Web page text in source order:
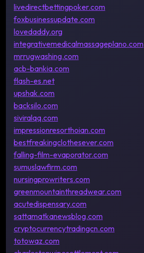
livedirectbettingpoker.com
foxbusinessupdate.com
lovedaddy.org
integrativemedicalmassageplano.com
mrrugwashing.com
acb-bankia.com
flash-es.net
upshak.com
backsilo.com
siviralqq.com
impressionresorthoian.com
bestfreakingclothesever.com
falling-film-evaporator.com
sumuslawfirm.com
nursingprowriters.com
greenmountainthreadwear.com
acutedispensary.com
sattamatkanewsblog.com
cryptocurrencytradingcn.com
totowaz.com